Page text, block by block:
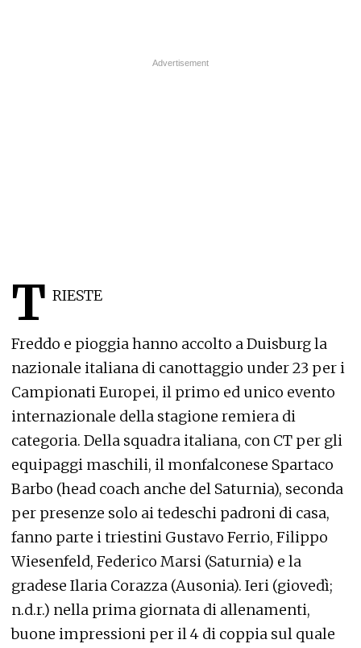
T RIESTE
Freddo e pioggia hanno accolto a Duisburg la
nazionale italiana di canottaggio under 23 per i
Campionati Europei, il primo ed unico evento
internazionale della stagione remiera di
categoria. Della squadra italiana, con CT per gli
equipaggi maschili, il monfalconese Spartaco
Barbo (head coach anche del Saturnia), seconda
per presenze solo ai tedeschi padroni di casa,
fanno parte i triestini Gustavo Ferrio, Filippo
Wiesenfeld, Federico Marsi (Saturnia) e la
gradese Ilaria Corazza (Ausonia). Ieri (giovedì;
n.d.r.) nella prima giornata di allenamenti,
buone impressioni per il 4 di coppia sul quale